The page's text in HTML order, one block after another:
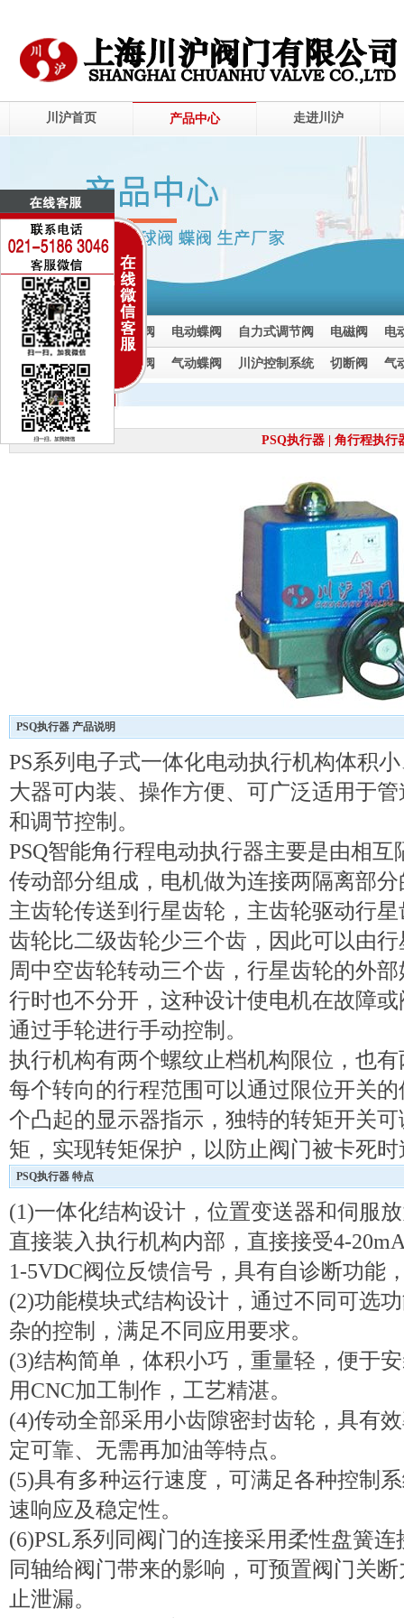
川沪首页 产品中心 走进川沪
电动调节阀 电动球阀 电动蝶阀 自力式调节阀 电磁阀 电
电动截止阀
气动调节阀 气动球阀 气动蝶阀 川沪控制系统 切断阀 气
气动截止阀
电动执行器
PSQ执行器 | 角行程执行
PSQ执行器 产品说明
PS系列电子式一体化电动执行机构体积
大器可内装、操作方便、可广泛适用于
和调节控制。
PSQ智能角行程电动执行器主要是由相
传动部分组成，电机做为连接两隔离部
主齿轮传送到行星齿轮，主齿轮驱动行
齿轮比二级齿轮少三个齿，因此可以由
周中空齿轮转动三个齿，行星齿轮的外
行时也不分开，这种设计使电机在故障
通过手轮进行手动控制。
执行机构有两个螺纹止档机构限位，也
每个转向的行程范围可以通过限位开关
个凸起的显示器指示，独特的转矩开关可
矩，实现转矩保护，以防止阀门被卡死
PSQ执行器 特点
(1)一体化结构设计，位置变送器和伺服
直接装入执行机构内部，直接接受4-
1-5VDC阀位反馈信号，具有自诊断功能
(2)功能模块式结构设计，通过不同可选
杂的控制，满足不同应用要求。
(3)结构简单，体积小巧，重量轻，便于
用CNC加工制作，工艺精湛。
(4)传动全部采用小齿隙密封齿轮，具有
定可靠、无需再加油等特点。
(5)具有多种运行速度，可满足各种控制
速响应及稳定性。
(6)PSL系列同阀门的连接采用柔性盘簧
同轴给阀门带来的影响，可预置阀门关
止泄漏。